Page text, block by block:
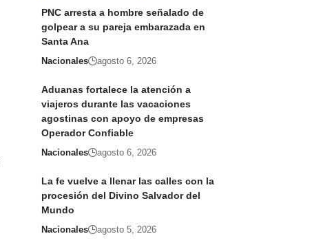
PNC arresta a hombre señalado de
golpear a su pareja embarazada en
Santa Ana
Nacionales agosto 6, 2026
Aduanas fortalece la atención a
viajeros durante las vacaciones
agostinas con apoyo de empresas
Operador Confiable
Nacionales agosto 6, 2026
La fe vuelve a llenar las calles con la
procesión del Divino Salvador del
Mundo
Nacionales agosto 5, 2026